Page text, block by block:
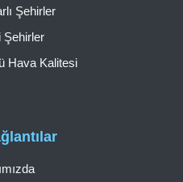
Şehirler
Şehirler
Hava Kalitesi